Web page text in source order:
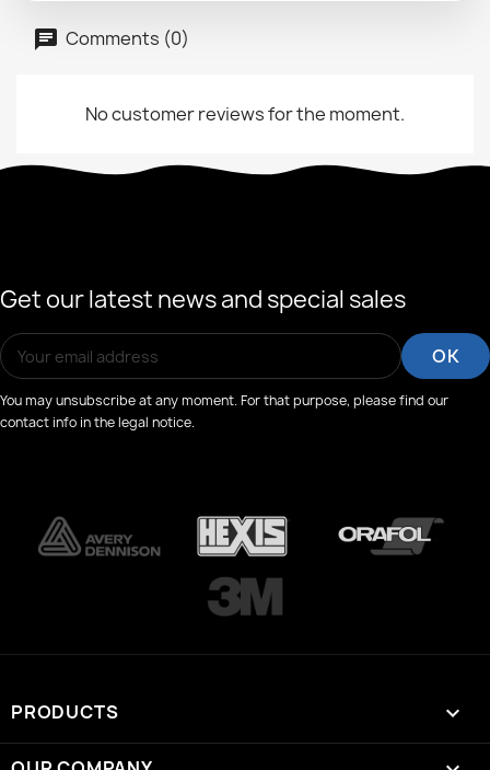
Comments (0)
No customer reviews for the moment.
Get our latest news and special sales
You may unsubscribe at any moment. For that purpose, please find our
contact info in the legal notice.
PRODUCTS 